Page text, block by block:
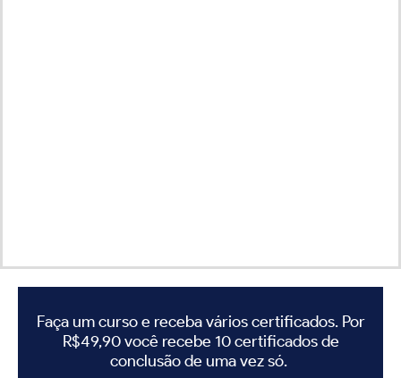
Faça um curso e receba vários certificados. Por
R$49,90 você recebe 10 certificados de
conclusão de uma vez só.